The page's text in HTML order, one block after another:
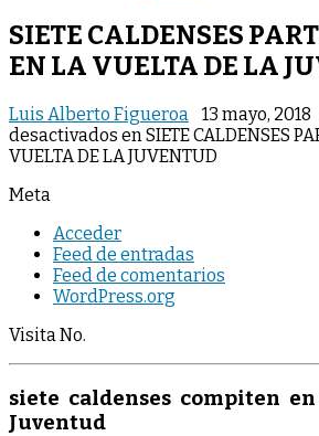
SIETE CALDENSES
EN LA VUELTA DE LA
Luis Alberto Figueroa 13 mayo, 2018
desactivados en SIETE CALDENSES
VUELTA DE LA JUVENTUD
Meta
Acceder
Feed de entradas
Feed de comentarios
WordPress.org
Visita No.
siete caldenses compiten
Juventud